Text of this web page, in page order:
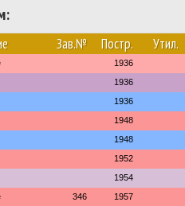
Зав.№ Постр. Утил.
1936
1936
1936
1948
1948
1952
1954
346 1957